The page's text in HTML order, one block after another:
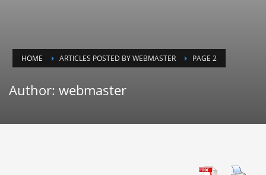
HOME ARTICLES POSTED BY WEBMASTER PAGE 2
Author: webmaster